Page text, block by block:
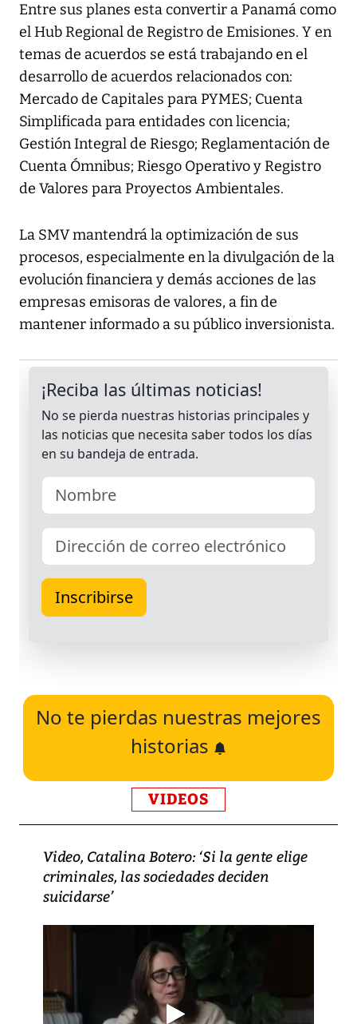
Entre sus planes esta convertir a Panamá como
el Hub Regional de Registro de Emisiones. Y en
temas de acuerdos se está trabajando en el
desarrollo de acuerdos relacionados con:
Mercado de Capitales para PYMES; Cuenta
Simplificada para entidades con licencia;
Gestión Integral de Riesgo; Reglamentación de
Cuenta Ómnibus; Riesgo Operativo y Registro
de Valores para Proyectos Ambientales.
La SMV mantendrá la optimización de sus
procesos, especialmente en la divulgación de la
evolución financiera y demás acciones de las
empresas emisoras de valores, a fin de
mantener informado a su público inversionista.
No te pierdas nuestras mejores
historias
VIDEOS
Video, Catalina Botero: ‘Si la gente elige
criminales, las sociedades deciden
suicidarse’